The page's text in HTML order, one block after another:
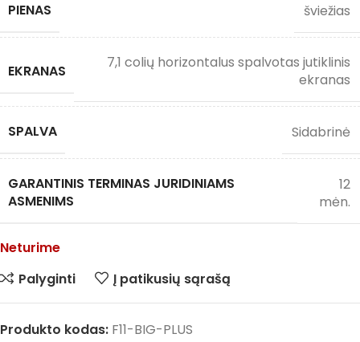
PIENAS šviežias
EKRANAS
7,1 colių horizontalus spalvotas jutiklinis
ekranas
SPALVA Sidabrinė
GARANTINIS TERMINAS JURIDINIAMS
ASMENIMS
12
mėn.
Neturime
Palyginti
Į patikusių sąrašą
Produkto kodas: F11-BIG-PLUS